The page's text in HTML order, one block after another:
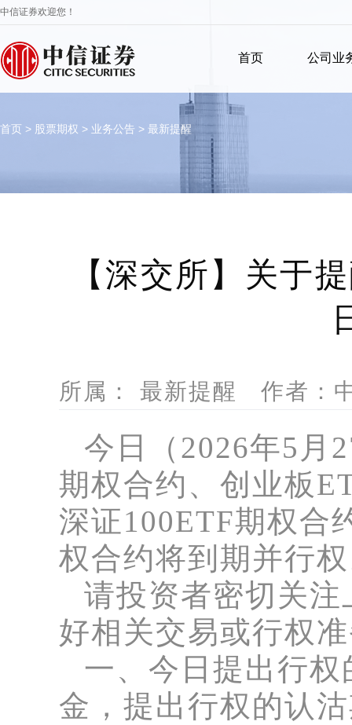
中信证券欢迎您！
首页 公司业
首页 > 股票期权 > 业务公告 > 最新提醒
【深交所】关于
所属： 最新提醒 作者：
今日（ 2026年5月
期权合约、创业板
深证100ETF期权合
权合约将到期并行权
请投资者密切关
好相关交易或行权
一、今日提出行
金，提出行权的认